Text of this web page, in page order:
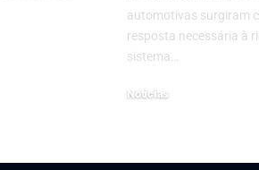
automotivas surgiram
resposta necessária à
sistema…
Noticias